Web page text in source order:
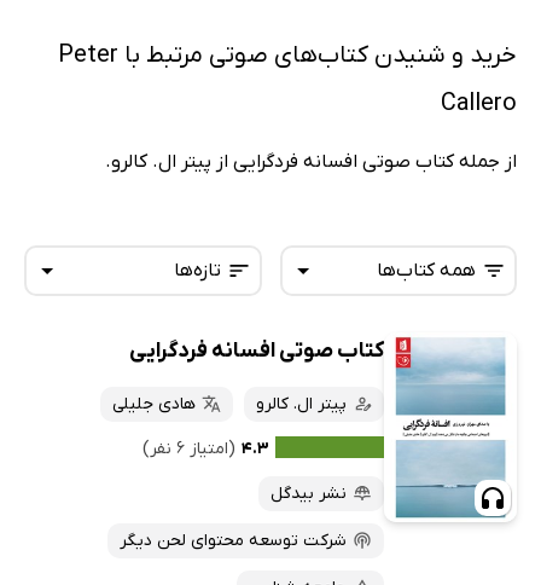
خرید و شنیدن کتاب‌های صوتی مرتبط با Peter
Callero
از جمله کتاب صوتی افسانه فردگرایی از پیتر ال. کالرو.
تازه‌ها
تازه‌ها
داغ‌ترین‌ها
پرفروش‌ها
ارزان ترین‌ها
همه کتاب‌ها
همه کتاب‌ها
کتاب‌های صوتی
کتاب‌های متنی
کتاب صوتی افسانه فردگرایی
پیتر ال. کالرو
هادی جلیلی
۴.۳ (امتیاز ۶ نفر)
نشر بیدگل
شرکت توسعه محتوای لحن دیگر